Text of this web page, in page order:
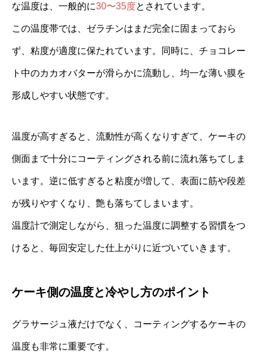
な温度は、一般的に30〜35度とされています。
この温度帯では、ゼラチンはまだ完全に固まっておら
ず、粘度が適度に保たれています。同時に、チョコレー
ト中のカカオバターが滑らかに流動し、均一な薄い膜を
形成しやすい状態です。
温度が高すぎると、流動性が高くなりすぎて、ケーキの
側面まで十分にコーティングされる前に流れ落ちてしま
います。逆に低すぎると粘度が増して、表面に筋や段差
が残りやすくなり、艶も落ちてしまいます。
温度計で測定しながら、狙った温度に調整する習慣をつ
けると、毎回安定した仕上がりに近づいていきます。
ケーキ側の温度と冷やし方のポイント
グラサージュ液だけでなく、コーティングするケーキの
温度も非常に重要です。